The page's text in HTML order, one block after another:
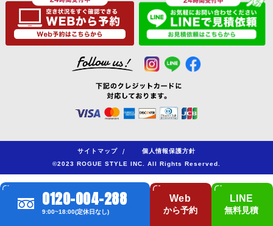
サイトマップ /
個人情報保護方針
©2023 ROGUE STYLE INC. All Rights Reserved.
0120-004-288
9:00~18:00(定休日なし)
Web
から予約
LINE
無料見積